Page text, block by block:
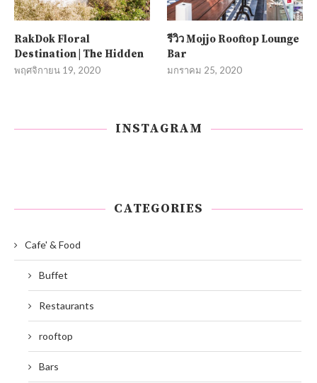
RakDok Floral
Destination | The Hidden
พฤศจิกายน 19, 2020
รีวิว Mojjo Rooftop Lounge
Bar
มกราคม 25, 2020
INSTAGRAM
CATEGORIES
Cafe' & Food
Buffet
Restaurants
rooftop
Bars